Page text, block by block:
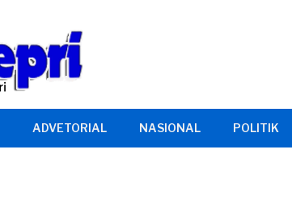
ADVETORIAL NASIONAL POLITIK